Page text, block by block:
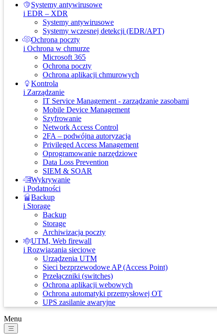
Systemy antywirusowe
i EDR – XDR
Systemy antywirusowe
Systemy wczesnej detekcji (EDR/APT)
Ochrona poczty
i Ochrona w chmurze
Microsoft 365
Ochrona poczty
Ochrona aplikacji chmurowych
Kontrola
i Zarządzanie
IT Service Management - zarządzanie zasobami
Mobile Device Management
Szyfrowanie
Network Access Control
2FA – podwójna autoryzacja
Privileged Access Management
Oprogramowanie narzędziowe
Data Loss Prevention
SIEM & SOAR
Wykrywanie
i Podatności
Backup
i Storage
Backup
Storage
Archiwizacja poczty
UTM, Web firewall
i Rozwiązania sieciowe
Urządzenia UTM
Sieci bezprzewodowe AP (Access Point)
Przełączniki (switches)
Ochrona aplikacji webowych
Ochrona automatyki przemysłowej OT
UPS zasilanie awaryjne
Menu